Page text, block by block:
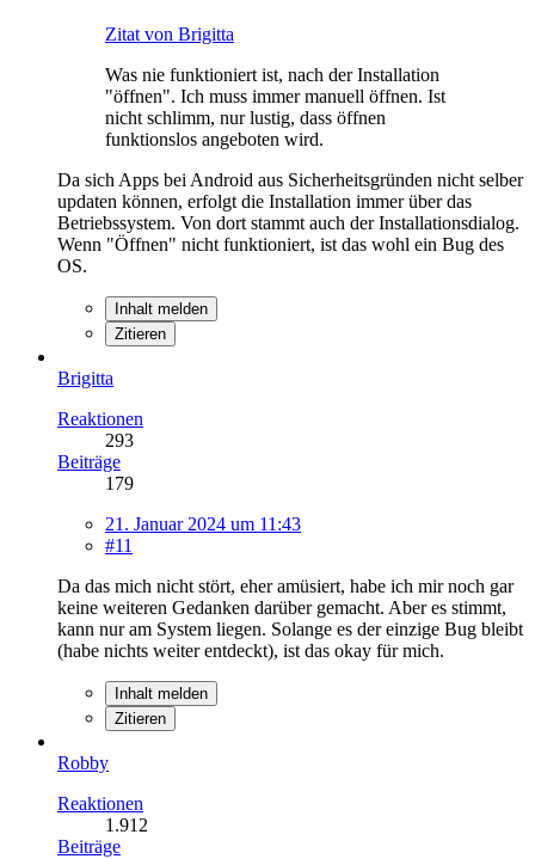
Zitat von Brigitta
Was nie funktioniert ist, nach der Installation
"öffnen". Ich muss immer manuell öffnen. Ist
nicht schlimm, nur lustig, dass öffnen
funktionslos angeboten wird.
Da sich Apps bei Android aus Sicherheitsgründen nicht selber
updaten können, erfolgt die Installation immer über das
Betriebssystem. Von dort stammt auch der Installationsdialog.
Wenn "Öffnen" nicht funktioniert, ist das wohl ein Bug des
OS.
Inhalt melden
Zitieren
Brigitta
Reaktionen
293
Beiträge
179
21. Januar 2024 um 11:43
#11
Da das mich nicht stört, eher amüsiert, habe ich mir noch gar
keine weiteren Gedanken darüber gemacht. Aber es stimmt,
kann nur am System liegen. Solange es der einzige Bug bleibt
(habe nichts weiter entdeckt), ist das okay für mich.
Inhalt melden
Zitieren
Robby
Reaktionen
1.912
Beiträge